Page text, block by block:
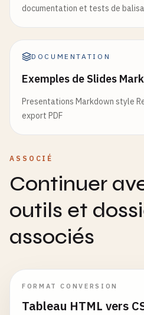
documentation et tests de
DOCUMENTATION
Exemples de Slides
Presentations Markdown style
export PDF
ASSOCIÉ
Continuer
outils et
associés
FORMAT CONVERSION
Tableau HTML vers